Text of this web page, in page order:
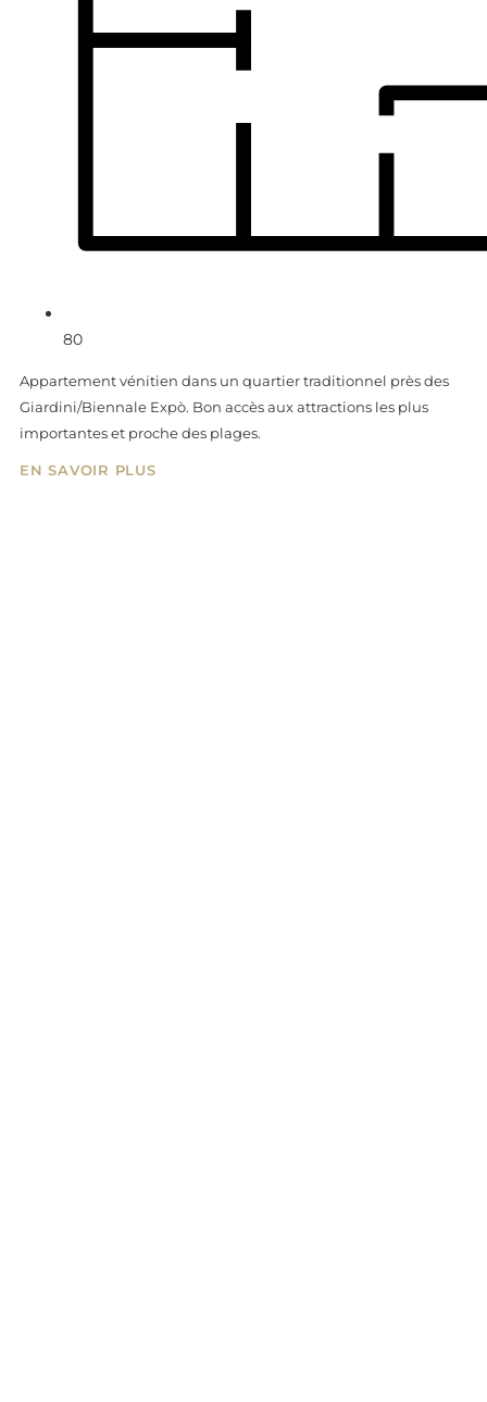
80
Appartement vénitien dans un quartier traditionnel près des
Giardini/Biennale Expò. Bon accès aux attractions les plus
importantes et proche des plages.
EN SAVOIR PLUS